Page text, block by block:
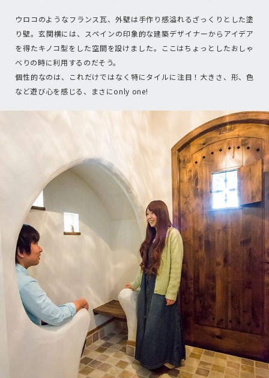
ウロコのようなフランス瓦、外壁は手作り感溢れるざっくりとした塗
り壁。玄関横には、スペインの印象的な建築デザイナーからアイデア
を得たキノコ型をした空間を設けました。ここはちょっとしたおしゃ
べりの時に利用するのだそう。
個性的なのは、これだけではなく特にタイルに注目！大きさ、形、色
など遊び心を感じる、まさにonly one!